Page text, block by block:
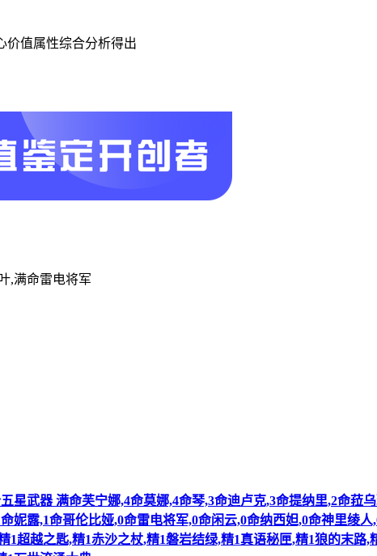
价值属性综合分析得出
,满命雷电将军
五星武器 满命芙宁娜,4命莫娜,4命琴,3命迪卢克,3命提纳里,2命
妮露,1命哥伦比娅,0命雷电将军,0命闲云,0命纳西妲,0命神里绫
1超越之匙,精1赤沙之杖,精1磐岩结绿,精1真语秘匣,精1狼的末